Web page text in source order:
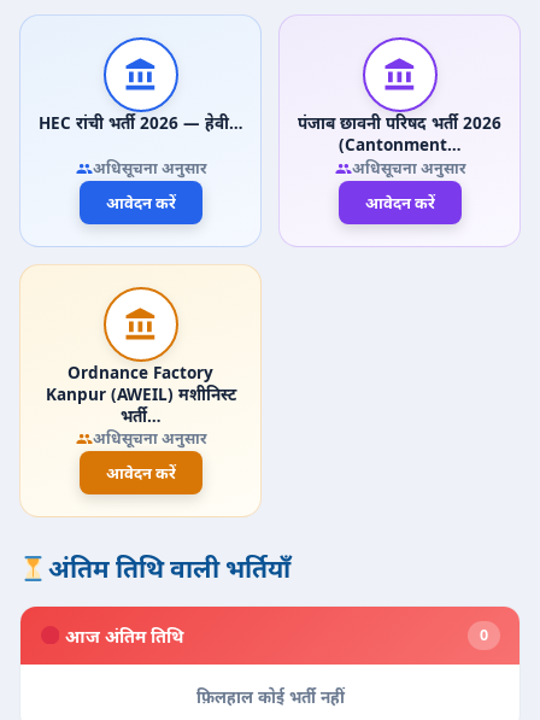
HEC रांची भर्ती 2026 — हेवी…
अधिसूचना अनुसार
आवेदन करें
पंजाब छावनी परिषद भर्ती 2026
(Cantonment…
अधिसूचना अनुसार
आवेदन करें
Ordnance Factory
Kanpur (AWEIL) मशीनिस्ट
भर्ती…
अधिसूचना अनुसार
आवेदन करें
अंतिम तिथि वाली भर्तियाँ
आज अंतिम तिथि 0
फ़िलहाल कोई भर्ती नहीं